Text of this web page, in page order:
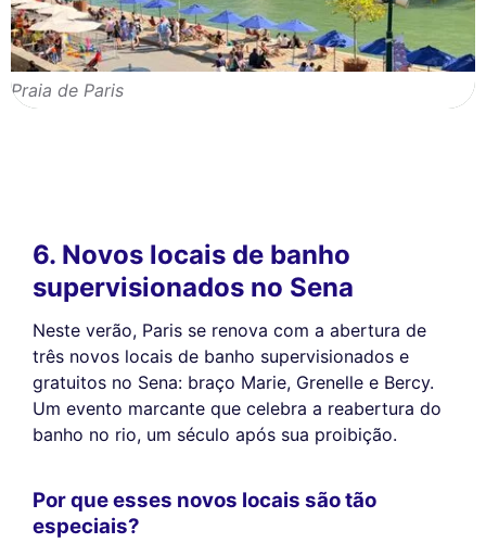
Praia de Paris
6. Novos locais de banho
supervisionados no Sena
Neste verão, Paris se renova com a abertura de
três novos locais de banho supervisionados e
gratuitos no Sena: braço Marie, Grenelle e Bercy.
Um evento marcante que celebra a reabertura do
banho no rio, um século após sua proibição.
Por que esses novos locais são tão
especiais?